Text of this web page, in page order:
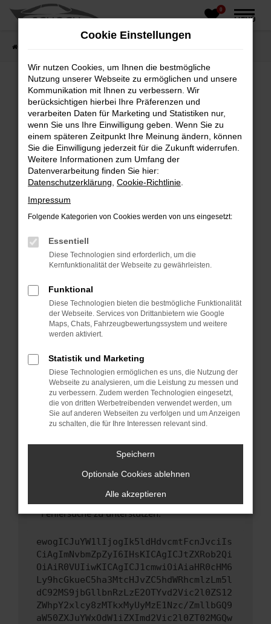
Zum
0
MENÜ
Fehler: Network Error
Beim Laden ist ein Fehler aufgetreten.
Hier sind ein paar Tipps, die dir helfen können:
Überprüfe deine Firewall und deine
Internetverbindung.
Laden andere Webseiten, zum Beispiel deine
Suchmaschine?
Prüfe deine Browsererweiterungen.
können das Laden bestimmter Seiten
verhindern. Funktioniert die Seite in einem
Fenster?
Starte dein Gerät neu.
Das kann manchmal helfen, vorübergehende
Probleme zu beheben.
Betriebssystem auf dem neuesten Stand
sind.
Veraltete Software birgt nicht nur ein
Sicherheitsrisiko, sondern kann auch dazu
führen, dass bestimmte Funktionen nicht mehr
unterstützt werden.
Wende dich an den Webseitenbetreiber.
Wenn du alle oben genannten Schritte versucht
hast, kontaktiere uns bitte. Wir werden
uns diesen Text schicken, um uns bei der
Fehlersuche zu unterstützen:
ewogICJuYW1lIjogIk5ldHdvcmtFcnJvciIs
CiAgImNvbmZpZyI6IHsKICAgICJtZXRob2Qi
OiAiR0VUIiwKICAgICJ1cmwiOiAiaHR0cHM6
Ly9hcGkueC5ha3MtcHJvZC5hdWRhcmlzLm5l
dC92MS9jbGllbnRzLzE2OTYvd2Vic2l0ZS12
ZWhpY2xlcy8zMTkxMyUyMzE1Nzc/ZmllbGQ9
aW50ZXJuYWxOdW1iZXImd2Vic2l0ZT02MGQw
Cookie Einstellungen
Wir nutzen Cookies, um Ihnen die bestmögliche
Nutzung unserer Webseite zu ermöglichen und unsere
Kommunikation mit Ihnen zu verbessern. Wir
berücksichtigen hierbei Ihre Präferenzen und
verarbeiten Daten für Marketing und Statistiken nur,
wenn Sie uns Ihre Einwilligung geben. Wenn Sie zu
einem späteren Zeitpunkt Ihre Meinung ändern, können
Sie die Einwilligung jederzeit für die Zukunft widerrufen.
Weitere Informationen zum Umfang der
Datenverarbeitung finden Sie hier:
Datenschutzerklärung Cookie-Richtlinie
Impressum
Folgende Kategorien von Cookies werden von uns eingesetzt:
Essentiell
Diese Technologien sind erforderlich, um die
Kernfunktionalität der Webseite zu gewährleisten.
Funktional
Diese Technologien bieten die bestmögliche Funktionalität
der Webseite. Services von Drittanbietern wie Google
Maps, Chats, Fahrzeugbewertungssystem und weitere
werden aktiviert.
Statistik und Marketing
Diese Technologien ermöglichen es uns, die Nutzung der
Webseite zu analysieren, um die Leistung zu messen und
zu verbessern. Zudem werden Technologien eingesetzt,
die von dritten Werbetreibenden verwendet werden, um
Sie auf anderen Webseiten zu verfolgen und um Anzeigen
zu schalten, die für Ihre Interessen relevant sind.
Speichern
Optionale Cookies ablehnen
Alle akzeptieren